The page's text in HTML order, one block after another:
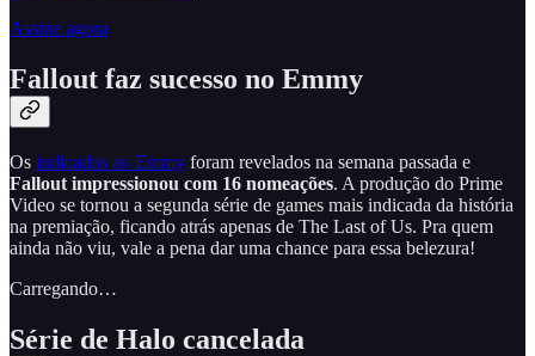
Assine agora
Fallout faz sucesso no Emmy
Os indicados ao Emmy foram revelados na semana passada e
Fallout impressionou com 16 nomeações. A produção do Prime
Video se tornou a segunda série de games mais indicada da história
na premiação, ficando atrás apenas de The Last of Us. Pra quem
ainda não viu, vale a pena dar uma chance para essa belezura!
Carregando…
Série de Halo cancelada